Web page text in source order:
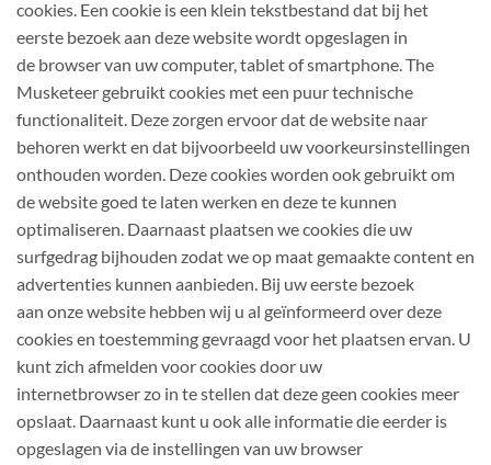
cookies. Een cookie is een klein tekstbestand dat bij het
eerste bezoek aan deze website wordt opgeslagen in
de browser van uw computer, tablet of smartphone. The
Musketeer gebruikt cookies met een puur technische
functionaliteit. Deze zorgen ervoor dat de website naar
behoren werkt en dat bijvoorbeeld uw voorkeursinstellingen
onthouden worden. Deze cookies worden ook gebruikt om
de website goed te laten werken en deze te kunnen
optimaliseren. Daarnaast plaatsen we cookies die uw
surfgedrag bijhouden zodat we op maat gemaakte content en
advertenties kunnen aanbieden. Bij uw eerste bezoek
aan onze website hebben wij u al geïnformeerd over deze
cookies en toestemming gevraagd voor het plaatsen ervan. U
kunt zich afmelden voor cookies door uw
internetbrowser zo in te stellen dat deze geen cookies meer
opslaat. Daarnaast kunt u ook alle informatie die eerder is
opgeslagen via de instellingen van uw browser